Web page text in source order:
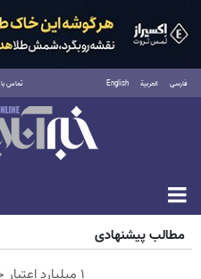
فارسی العربية English تماس با
پنجشنبه ۱۵ مرداد ۱۴۰۵
مطالب پیشنهادی
۱ میلیارد اعتبار خرید طلا | بدون ضامن و چک